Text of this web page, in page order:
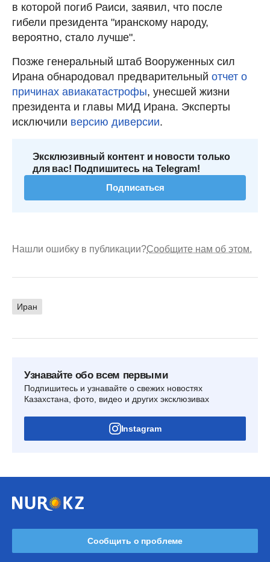
в которой погиб Раиси, заявил, что после
гибели президента "иранскому народу,
вероятно, стало лучше".
Позже генеральный штаб Вооруженных сил
Ирана обнародовал предварительный отчет о
причинах авиакатастрофы, унесшей жизни
президента и главы МИД Ирана. Эксперты
исключили версию диверсии.
Эксклюзивный контент и новости только
для вас! Подпишитесь на Telegram!
Подписаться
Нашли ошибку в публикации?Сообщите нам об этом.
Иран
Узнавайте обо всем первыми
Подпишитесь и узнавайте о свежих новостях
Казахстана, фото, видео и других эксклюзивах
Instagram
Сообщить о проблеме